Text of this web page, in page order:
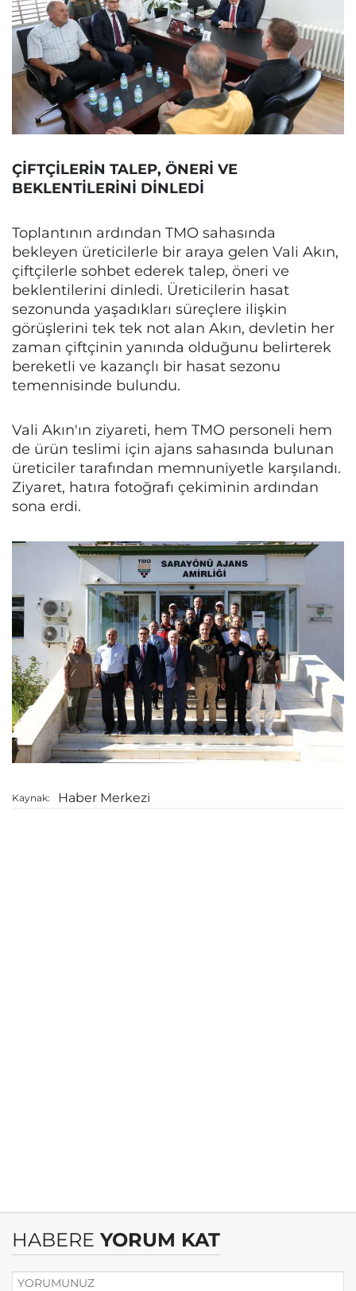
ÇİFTÇİLERİN TALEP, ÖNERİ VE
BEKLENTİLERİNİ DİNLEDİ
Toplantının ardından TMO sahasında
bekleyen üreticilerle bir araya gelen Vali Akın,
çiftçilerle sohbet ederek talep, öneri ve
beklentilerini dinledi. Üreticilerin hasat
sezonunda yaşadıkları süreçlere ilişkin
görüşlerini tek tek not alan Akın, devletin her
zaman çiftçinin yanında olduğunu belirterek
bereketli ve kazançlı bir hasat sezonu
temennisinde bulundu.
Vali Akın'ın ziyareti, hem TMO personeli hem
de ürün teslimi için ajans sahasında bulunan
üreticiler tarafından memnuniyetle karşılandı.
Ziyaret, hatıra fotoğrafı çekiminin ardından
sona erdi.
Kaynak: Haber Merkezi
HABERE YORUM KAT